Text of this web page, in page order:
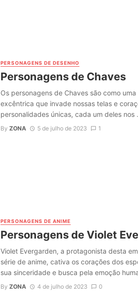
PERSONAGENS DE DESENHO
Personagens de Chaves
Os personagens de Chaves são como uma
excêntrica que invade nossas telas e
personalidades únicas, cada um deles nos
By ZONA 5 de julho de 2023 1
PERSONAGENS DE ANIME
Personagens de Violet
Violet Evergarden, a protagonista desta
série de anime, cativa os corações dos
sua sinceridade e busca pela emoção
By ZONA 4 de julho de 2023 0